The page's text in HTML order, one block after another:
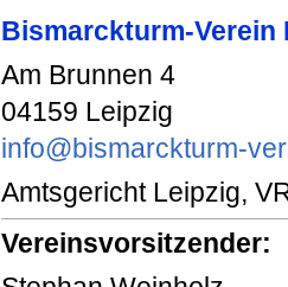
Bismarckturm-Verein
Am Brunnen 4
04159 Leipzig
info@bismarckturm-
Amtsgericht Leipzig,
Vereinsvorsitzender: